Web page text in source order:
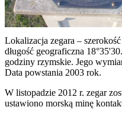
Lokalizacja zegara –
długość geograficzna
godziny rzymskie. Jego
Data powstania 2003 rok.
W listopadzie 2012 r. zegar
ustawiono morską minę